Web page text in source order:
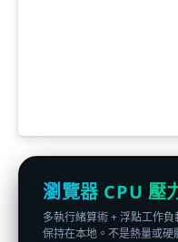
瀏覽器 CPU 壓
多執行緒算術 + 浮點工作
保持在本地。不是熱量或硬